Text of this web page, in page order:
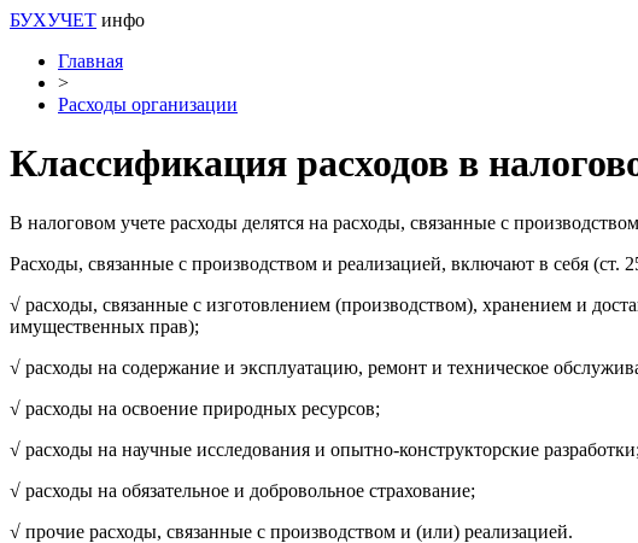
БУХУЧЕТ инфо
Главная
>
Расходы организации
Классификация расходов в
В налоговом учете расходы делятся на расходы, связанные с
Расходы, связанные с производством и реализацией, включают в себя
√ расходы, связанные с изготовлением (производством), хранением и
имущественных прав);
√ расходы на содержание и эксплуатацию, ремонт и техническое
√ расходы на освоение природных ресурсов;
√ расходы на научные исследования и опытно-конструкторские разработки;
√ расходы на обязательное и добровольное страхование;
√ прочие расходы, связанные с производством и (или) реализацией.